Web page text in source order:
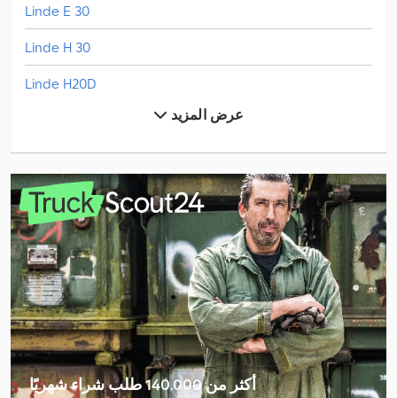
Linde E 30
Linde H 30
Linde H20D
Linde L 10
Linde L 12
Linde L 14
Linde L 16
Linde V
Manitou M 30-4
Mercedes-Benz Atego
عرض المزيد
أكثر من 140.000 طلب شراء شهريًا